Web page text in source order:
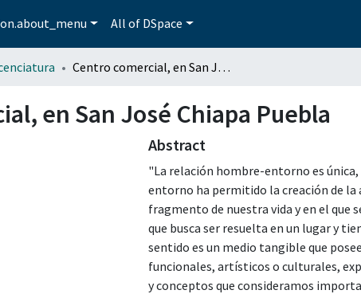
All of DSpace
Centro comercial, en San José Chiapa Puebla
en San José Chiapa Puebla
Abstract
"La relación hombre-entorno es
entorno ha permitido la creación de la
fragmento de nuestra vida y en el que
que busca ser resuelta en un lugar y
sentido es un medio tangible que
funcionales, artísticos o culturales,
y conceptos que consideramos